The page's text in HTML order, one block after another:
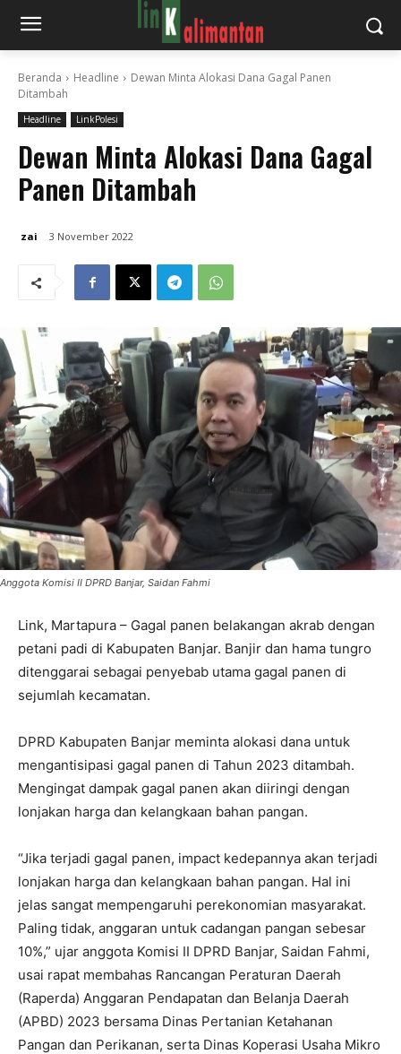
Beranda Headline
Dewan Minta Alokasi Dana Gagal Panen
Ditambah
Headline LinkPolesi
Dewan Minta Alokasi Dana Gagal
Panen Ditambah
zai 3 November 2022
Anggota Komisi II DPRD Banjar, Saidan Fahmi
Link, Martapura – Gagal panen belakangan akrab dengan
petani padi di Kabupaten Banjar. Banjir dan hama tungro
ditenggarai sebagai penyebab utama gagal panen di
sejumlah kecamatan.
DPRD Kabupaten Banjar meminta alokasi dana untuk
mengantisipasi gagal panen di Tahun 2023 ditambah.
Mengingat dampak gagal panen akan diiringi dengan
lonjakan harga dan kelangkaan bahan pangan.
“Jika terjadi gagal panen, impact kedepannya akan terjadi
lonjakan harga dan kelangkaan bahan pangan. Hal ini
jelas sangat mempengaruhi perekonomian masyarakat.
Paling tidak, anggaran untuk cadangan pangan sebesar
10%,” ujar anggota Komisi II DPRD Banjar, Saidan Fahmi,
usai rapat membahas Rancangan Peraturan Daerah
(Raperda) Anggaran Pendapatan dan Belanja Daerah
(APBD) 2023 bersama Dinas Pertanian Ketahanan
Pangan dan Perikanan, serta Dinas Koperasi Usaha Mikro